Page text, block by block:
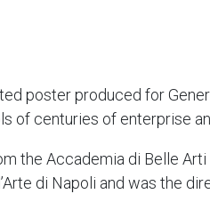
poster produced for
of centuries of enterprise
the Accademia di Belle
di Napoli and was the